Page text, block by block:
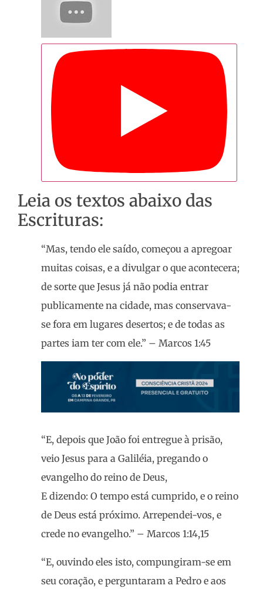
Leia os textos abaixo das
Escrituras:
“Mas, tendo ele saído, começou a apregoar
muitas coisas, e a divulgar o que acontecera;
de sorte que Jesus já não podia entrar
publicamente na cidade, mas conservava-
se fora em lugares desertos; e de todas as
partes iam ter com ele.” – Marcos 1:45
“E, depois que João foi entregue à prisão,
veio Jesus para a Galiléia, pregando o
evangelho do reino de Deus,
E dizendo: O tempo está cumprido, e o reino
de Deus está próximo. Arrependei-vos, e
crede no evangelho.” – Marcos 1:14,15
“E, ouvindo eles isto, compungiram-se em
seu coração, e perguntaram a Pedro e aos